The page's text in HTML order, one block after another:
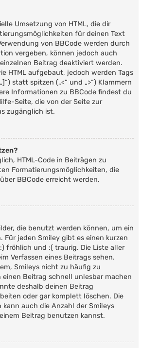
Umsetzung von HTML, die dir
für deinen Text
von BBCode werden durch
vergeben, können jedoch auch
Beitrag deaktiviert werden.
HTML aufgebaut, jedoch werden Tags
statt spitzen („<“ und „>“) Klammern
Informationen zu BBCode findest du
Seite, die von der Seite zur
zugänglich ist.
HTML-Code in Beiträgen zu
Formatierungsmöglichkeiten, die
BBCode erreicht werden.
die benutzt werden können, um ein
Für jeden Smiley gibt es einen kurzen
fröhlich und :( traurig. Die Liste aller
Verfassen eines Beitrags sehen.
Smileys nicht zu häufig zu
einen Beitrag schnell unlesbar machen
deshalb deinen Beitrag
oder gar komplett löschen. Die
auch die Anzahl der Smileys
Beitrag benutzen kannst.